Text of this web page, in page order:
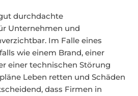
durchdachte
Unternehmen und
Im Falle eines
wie einem Brand, einer
einer technischen Störung
Leben retten und Schäden
dass Firmen in